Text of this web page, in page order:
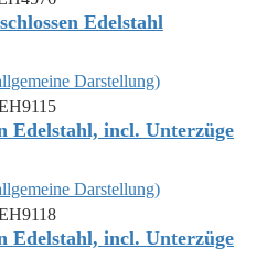
Edelstahl
Edelstahl, incl. Unterzüge
Edelstahl, incl. Unterzüge